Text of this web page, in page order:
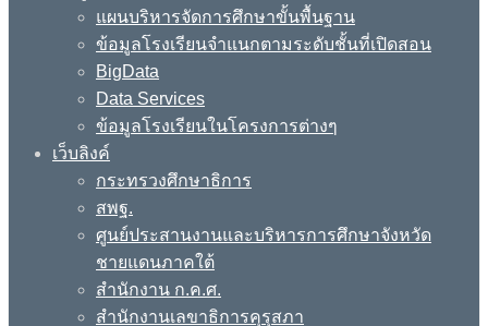
แผนบริหารจัดการศึกษาขั้นพื้นฐาน
ข้อมูลโรงเรียนจำแนกตามระดับชั้นที่เปิดสอน
BigData
Data Services
ข้อมูลโรงเรียนในโครงการต่างๆ
เว็บลิงค์
กระทรวงศึกษาธิการ
สพฐ.
ศูนย์ประสานงานและบริหารการศึกษาจังหวัด
ชายแดนภาคใต้
สำนักงาน ก.ค.ศ.
สำนักงานเลขาธิการคุรุสภา